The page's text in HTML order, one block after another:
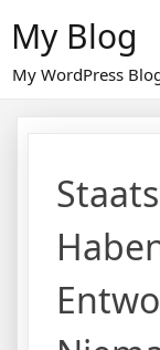
content
My Blog
My WordPress